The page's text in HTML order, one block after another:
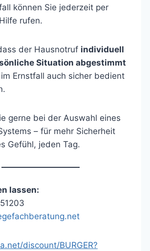
können Sie jederzeit per
rufen.
der Hausnotruf individuell
Situation abgestimmt
Ernstfall auch sicher bedient
gerne bei der Auswahl eines
– für mehr Sicherheit
Gefühl, jeden Tag.
lassen:
discount/BURGER?